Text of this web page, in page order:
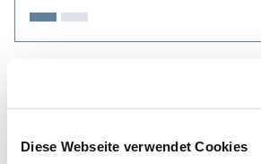
Diese Webseite verwendet Cookies